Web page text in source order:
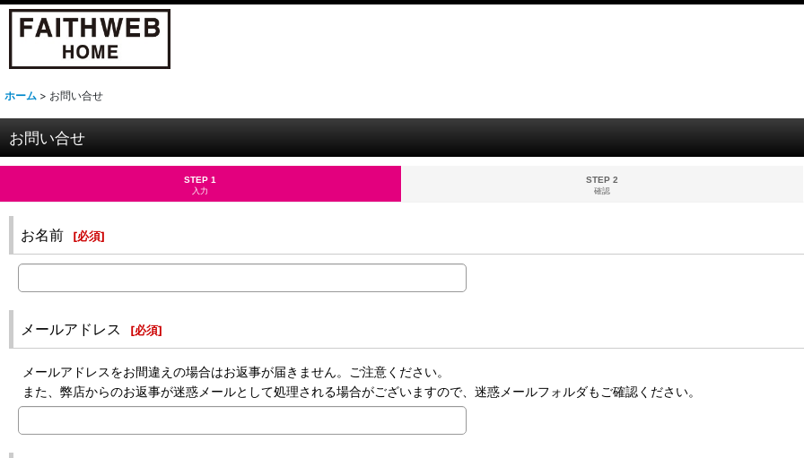
ホーム > お問い合せ
お問い合せ
STEP 1
入力
STEP 2
確認
お名前 [必須]
メールアドレス [必須]
メールアドレスをお間違えの場合はお返事が届きません。ご注意ください。
また、弊店からのお返事が迷惑メールとして処理される場合がございますので、迷惑メールフォルダもご確認ください。